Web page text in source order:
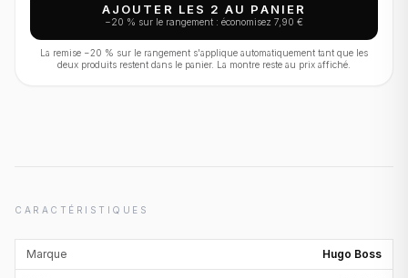
AJOUTER LES 2 AU PANIER
−20 % sur le rangement : économisez 7,90 €
La remise −20 % sur le rangement s'applique automatiquement tant que les
deux produits restent dans le panier. La montre reste au prix affiché.
CARACTÉRISTIQUES
Marque Hugo Boss